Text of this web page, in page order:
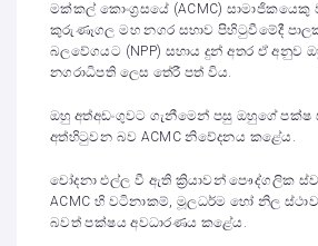
මක්කල් කොංග්‍රසයේ (ACMC)
කුරුණෑගල මහ නගර සභාව පිහිටුවීමේදී
බලවේගයට (NPP) සහාය දුන් අතර ඒ අනුව
නගරාධිපති ලෙස තේරී පත් විය.
ඔහු අත්අඩංගුවට ගැනීමෙන් පසු ඔහුගේ පක්ෂ
අත්හිටුවන බව ACMC නිවේදනය කළේය.
චෝදනා එල්ල වී ඇති ක්‍රියාවන් පෞද්ගලික
ACMC හි වටිනාකම්, මූලධර්ම හෝ නිල
බවත් පක්ෂය අවධාරණය කළේය.